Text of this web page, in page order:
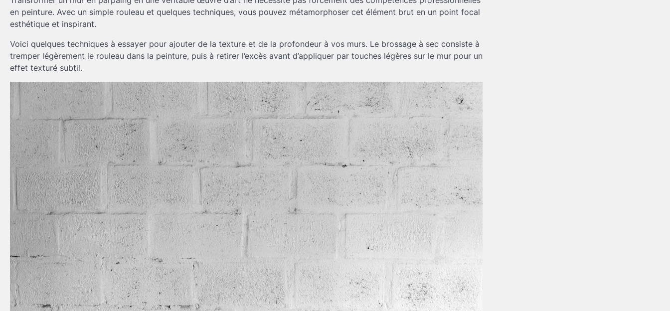
en peinture. Avec un simple rouleau et quelques techniques, vous pouvez métamorphoser cet élément brut en un point focal
esthétique et inspirant.
Voici quelques techniques à essayer pour ajouter de la texture et de la profondeur à vos murs. Le brossage à sec consiste à
tremper légèrement le rouleau dans la peinture, puis à retirer l’excès avant d’appliquer par touches légères sur le mur pour un
effet texturé subtil.